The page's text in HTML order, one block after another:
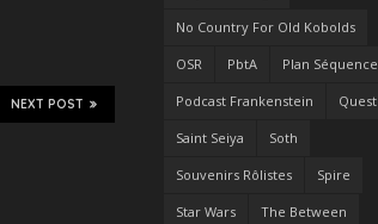
NEXT POST
No Country For Old Kobolds
OSR PbtA Plan Séquence
Podcast Frankenstein Quest
Saint Seiya Soth
Souvenirs Rôlistes Spire
Star Wars The Between